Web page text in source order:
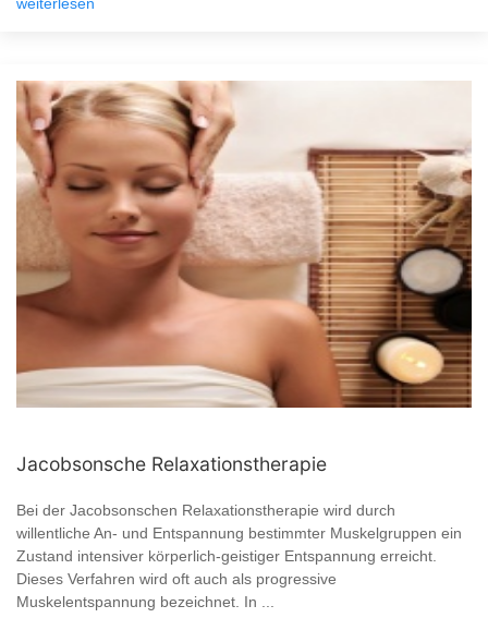
weiterlesen
Jacobsonsche Relaxationstherapie
Bei der Jacobsonschen Relaxationstherapie wird durch
willentliche An- und Entspannung bestimmter Muskelgruppen ein
Zustand intensiver körperlich-geistiger Entspannung erreicht.
Dieses Verfahren wird oft auch als progressive
Muskelentspannung bezeichnet. In ...